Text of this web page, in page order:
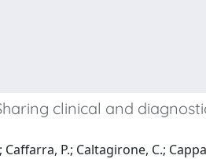
clinical and
P.; Caltagirone, C.;